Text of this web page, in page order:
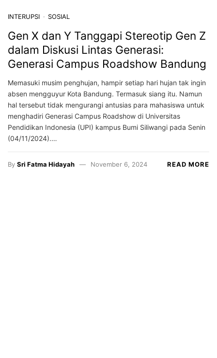
INTERUPSI SOSIAL
Gen X dan Y Tanggapi Stereotip Gen Z
dalam Diskusi Lintas Generasi:
Generasi Campus Roadshow Bandung
Memasuki musim penghujan, hampir setiap hari hujan tak ingin
absen mengguyur Kota Bandung. Termasuk siang itu. Namun
hal tersebut tidak mengurangi antusias para mahasiswa untuk
menghadiri Generasi Campus Roadshow di Universitas
Pendidikan Indonesia (UPI) kampus Bumi Siliwangi pada Senin
(04/11/2024).…
By Sri Fatma Hidayah November 6, 2024 READ MORE